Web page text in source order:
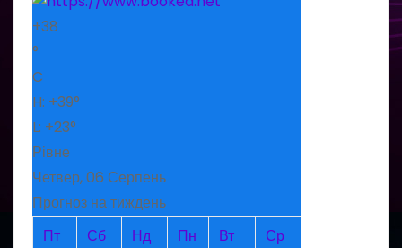
+38
°
C
H: +39°
L: +23°
Рівне
Четвер, 06 Серпень
Прогноз на тиждень
Пт
Сб Нд Пн Вт Ср